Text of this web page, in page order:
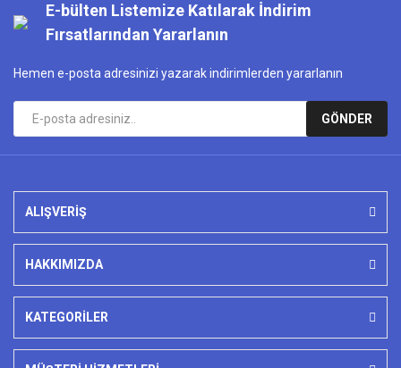
E-bülten Listemize Katılarak İndirim
Fırsatlarından Yararlanın
Hemen e-posta adresinizi yazarak indirimlerden yararlanın
GÖNDER
ALIŞVERİŞ
HAKKIMIZDA
KATEGORİLER